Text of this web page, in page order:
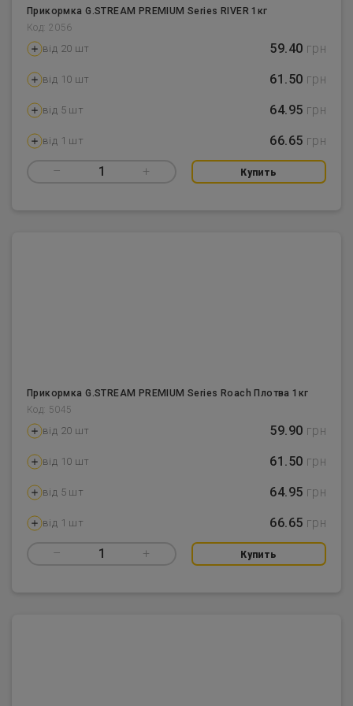
Прикормка G.STREAM PREMIUM Series RIVER 1кг
Код: 2056
від 20 шт 59.40 грн
від 10 шт 61.50 грн
від 5 шт 64.95 грн
від 1 шт 66.65 грн
– 1 + Купить
Прикормка G.STREAM PREMIUM Series Roach Плотва 1кг
Код: 5045
від 20 шт 59.90 грн
від 10 шт 61.50 грн
від 5 шт 64.95 грн
від 1 шт 66.65 грн
– 1 + Купить